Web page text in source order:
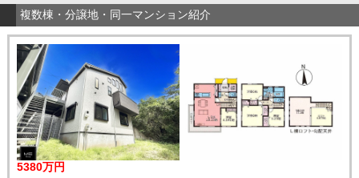
複数棟・分譲地・同一マンション紹介
5380万円